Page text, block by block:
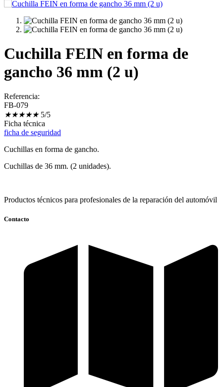
Cuchilla FEIN en forma de
gancho 36 mm (2 u)
Referencia:
FB-079
★★★★★ 5/5
Ficha técnica
ficha de seguridad
Cuchillas en forma de gancho.
Cuchillas de 36 mm. (2 unidades).
Productos técnicos para profesionales de la reparación del automóvil
Contacto